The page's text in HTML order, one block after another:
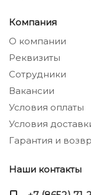
Компания
О компании
Реквизиты
Сотрудники
Вакансии
Условия оплаты
Условия
Гарантия и
Наши контакты